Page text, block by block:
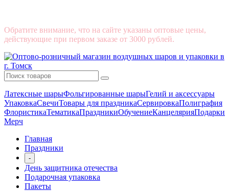
Обратите внимание, что на сайте указаны оптовые цены,
действующие при первом заказе от 3000 рублей.
Латексные шарыФольгированные шарыГелий и аксессуары
УпаковкаСвечиТовары для праздникаСервировкаПолиграфия
ФлористикаТематикаПраздникиОбучениеКанцелярияПодарки
Мерч
Главная
Праздники
-
День защитника отечества
Подарочная упаковка
Пакеты